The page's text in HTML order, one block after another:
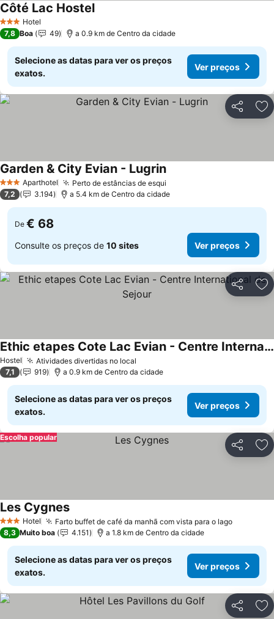
3 EstrelasHotel
Côté Lac Hostel
7,8 Boa 49 a 0.9 km de Centro da cidade
Selecione as datas para ver os preços
exatos.
Ver preços
Partilhar
3 EstrelasAparthotel Perto de estâncias de esqui
Garden & City Evian - Lugrin
7,2 3.194 a 5.4 km de Centro da cidade
De € 68
Consulte os preços de 10 sites Ver preços
Partilhar
Hostel Atividades divertidas no local
Ethic etapes Cote Lac Evian - Centre International de Sejour
7,1 919 a 0.9 km de Centro da cidade
Selecione as datas para ver os preços
exatos.
Ver preços
Partilhar
Escolha popular
3 EstrelasHotel Farto buffet de café da manhã com vista para o lago
Les Cygnes
8,3 Muito boa 4.151 a 1.8 km de Centro da cidade
Selecione as datas para ver os preços
exatos.
Ver preços
Partilhar